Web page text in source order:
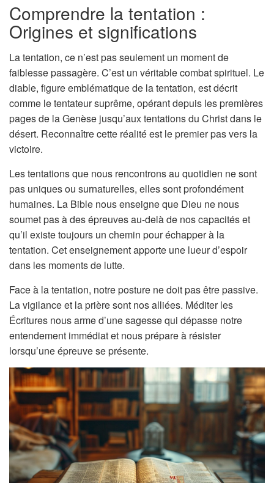
Comprendre la tentation :
Origines et significations
La tentation, ce n’est pas seulement un moment de
faiblesse passagère. C’est un véritable combat spirituel. Le
diable, figure emblématique de la tentation, est décrit
comme le tentateur suprême, opérant depuis les premières
pages de la Genèse jusqu’aux tentations du Christ dans le
désert. Reconnaître cette réalité est le premier pas vers la
victoire.
Les tentations que nous rencontrons au quotidien ne sont
pas uniques ou surnaturelles, elles sont profondément
humaines. La Bible nous enseigne que Dieu ne nous
soumet pas à des épreuves au-delà de nos capacités et
qu’il existe toujours un chemin pour échapper à la
tentation. Cet enseignement apporte une lueur d’espoir
dans les moments de lutte.
Face à la tentation, notre posture ne doit pas être passive.
La vigilance et la prière sont nos alliées. Méditer les
Écritures nous arme d’une sagesse qui dépasse notre
entendement immédiat et nous prépare à résister
lorsqu’une épreuve se présente.